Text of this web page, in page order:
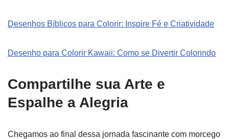
Desenhos Bíblicos para Colorir: Inspire Fé e Criatividade
Desenho para Colorir Kawaii: Como se Divertir Colorindo
Compartilhe sua Arte e
Espalhe a Alegria
Chegamos ao final dessa jornada fascinante com morcego